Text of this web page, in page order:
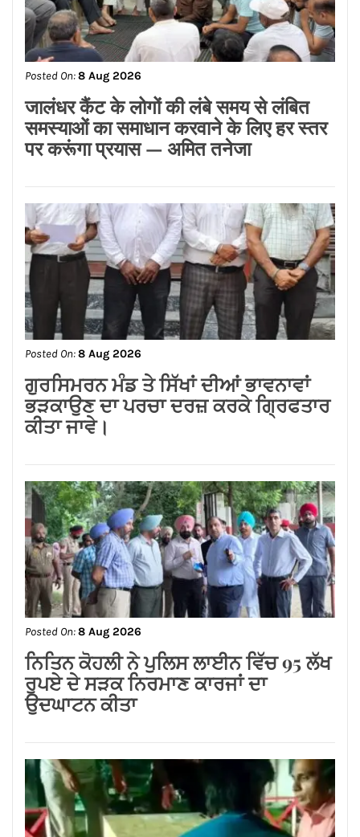
Posted On:8 Aug 2026
जालंधर कैंट के लोगों की लंबे समय से लंबित
समस्याओं का समाधान करवाने के लिए हर स्तर
पर करूंगा प्रयास — अमित तनेजा